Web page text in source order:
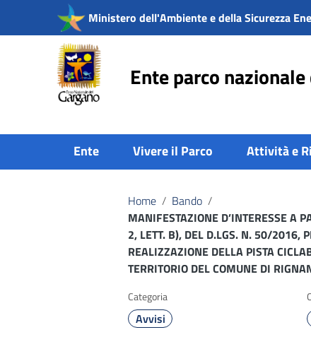
Vai ai contenuti
Vai al menu di navigazione
Vai al footer
Ministero dell'Ambiente e della Sicurezza
Ente parco
Ente Vivere il Parco Attività e
Home / Bando /
MANIFESTAZIONE D’INTERESSE A
2, LETT. B), DEL D.LGS. N. 50/2016,
REALIZZAZIONE DELLA PISTA
TERRITORIO DEL COMUNE DI
Categoria
Avvisi